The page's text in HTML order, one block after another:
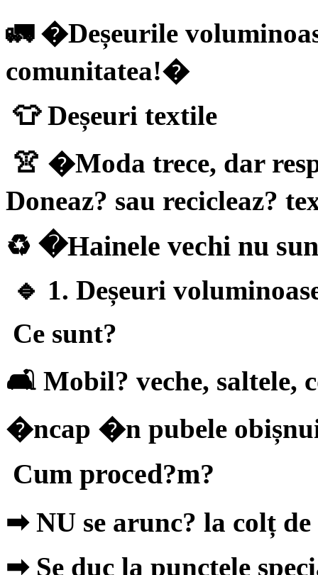
🚛 �Deșeurile
comunitatea!�
👕 Deșeuri textile
👚 �Moda trece, dar
Doneaz? sau recicleaz?
♻ �Hainele vechi nu
🔹 1. Deșeuri
Ce sunt?
🛋 Mobil? veche, saltele,
�ncap �n pubele
Cum proced?m?
➡NU se arunc? la colț
➡Se duc la punctele